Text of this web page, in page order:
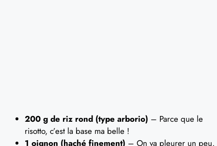
200 g de riz rond (type arborio) – Parce que le
risotto, c’est la base ma belle !
1 oignon (haché finement) – On va pleurer un peu,